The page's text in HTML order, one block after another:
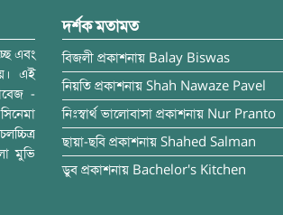
এবং
এই
-
মুভি
দর্শক মতামত
বিজলী প্রকাশনায় Balay Biswas
নিয়তি প্রকাশনায় Shah Nawaze Pavel
নিঃস্বার্থ ভালোবাসা প্রকাশনায় Nur Pranto
ছায়া-ছবি প্রকাশনায় Shahed Salman
ডুব প্রকাশনায় Bachelor's Kitchen